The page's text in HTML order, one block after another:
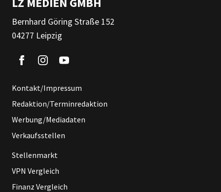
Bernhard Göring Straße 152
04277 Leipzig
Kontakt/Impressum
Redaktion/Terminredaktion
Werbung/Mediadaten
Verkaufsstellen
Stellenmarkt
VPN Vergleich
Finanz Vergleich